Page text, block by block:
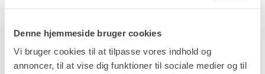
Denne hjemmeside bruger cookies
Vi bruger cookies til at tilpasse vores indhold og
annoncer, til at vise dig funktioner til sociale medier og til
lejer hos os. I videoerne herunder kan du se,
hvad de svarede.